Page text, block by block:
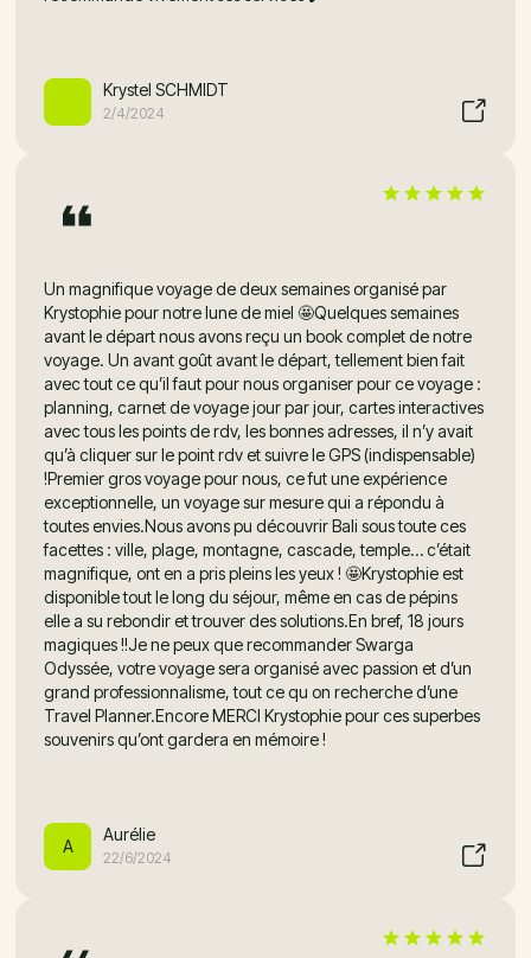
Krystel SCHMIDT
2/4/2024
Un magnifique voyage de deux semaines organisé par
Krystophie pour notre lune de miel 🤩Quelques semaines
avant le départ nous avons reçu un book complet de notre
voyage. Un avant goût avant le départ, tellement bien fait
avec tout ce qu’il faut pour nous organiser pour ce voyage :
planning, carnet de voyage jour par jour, cartes interactives
avec tous les points de rdv, les bonnes adresses, il n’y avait
qu’à cliquer sur le point rdv et suivre le GPS (indispensable)
!Premier gros voyage pour nous, ce fut une expérience
exceptionnelle, un voyage sur mesure qui a répondu à
toutes envies.Nous avons pu découvrir Bali sous toute ces
facettes : ville, plage, montagne, cascade, temple… c’était
magnifique, ont en a pris pleins les yeux ! 🤩Krystophie est
disponible tout le long du séjour, même en cas de pépins
elle a su rebondir et trouver des solutions.En bref, 18 jours
magiques !!Je ne peux que recommander Swarga
Odyssée, votre voyage sera organisé avec passion et d’un
grand professionnalisme, tout ce qu on recherche d’une
Travel Planner.Encore MERCI Krystophie pour ces superbes
souvenirs qu’ont gardera en mémoire !
A
Aurélie
22/6/2024